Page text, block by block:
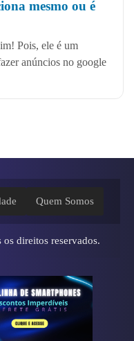
mesmo ou é
Pois, ele é um
anúncios no google
Quem Somos
os direitos reservados.